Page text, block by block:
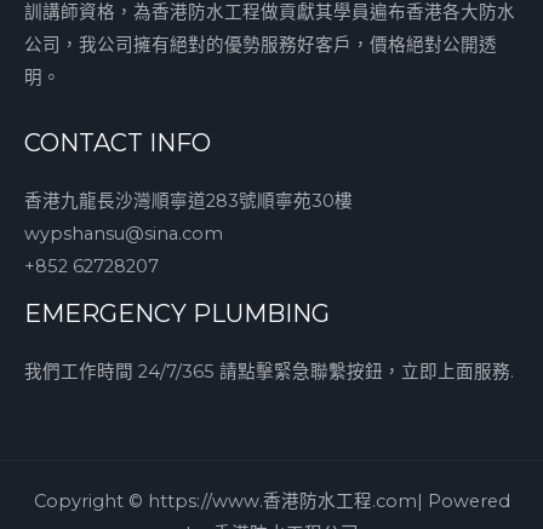
訓講師資格，為香港防水工程做貢獻其學員遍布香港各大防水
公司，我公司擁有絕對的優勢服務好客戶，價格絕對公開透
明。
CONTACT INFO
香港九龍長沙灣順寧道283號順寧苑30樓
wypshansu@sina.com
+852 62728207
EMERGENCY PLUMBING
我們工作時間 24/7/365 請點擊緊急聯繫按鈕，立即上面服務.
Copyright © https://www.香港防水工程.com| Powered